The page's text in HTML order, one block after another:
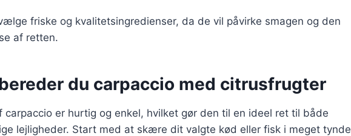
friske og kvalitetsingredienser, da de vil påvirke smagen og den
af retten.
du carpaccio med citrusfrugter
carpaccio er hurtig og enkel, hvilket gør den til en ideel ret til både
lejligheder. Start med at skære dit valgte kød eller fisk i meget tynde